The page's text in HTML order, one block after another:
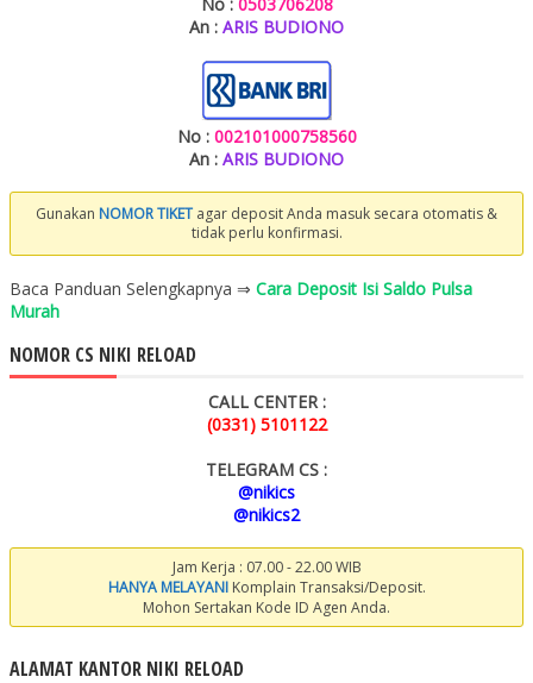
An : ARIS BUDIONO
No : 002101000758560
An : ARIS BUDIONO
Gunakan NOMOR TIKET agar deposit Anda masuk secara otomatis &
tidak perlu konfirmasi.
Baca Panduan Selengkapnya ⇒ Cara Deposit Isi Saldo Pulsa
Murah
NOMOR CS NIKI RELOAD
CALL CENTER :
(0331) 5101122
TELEGRAM CS :
@nikics
@nikics2
Jam Kerja : 07.00 - 22.00 WIB
HANYA MELAYANIKomplain Transaksi/Deposit.
Mohon Sertakan Kode ID Agen Anda.
ALAMAT KANTOR NIKI RELOAD